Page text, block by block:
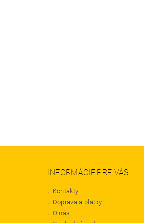
INFORMÁCIE PRE VÁS
Kontakty
Doprava a platby
O nás